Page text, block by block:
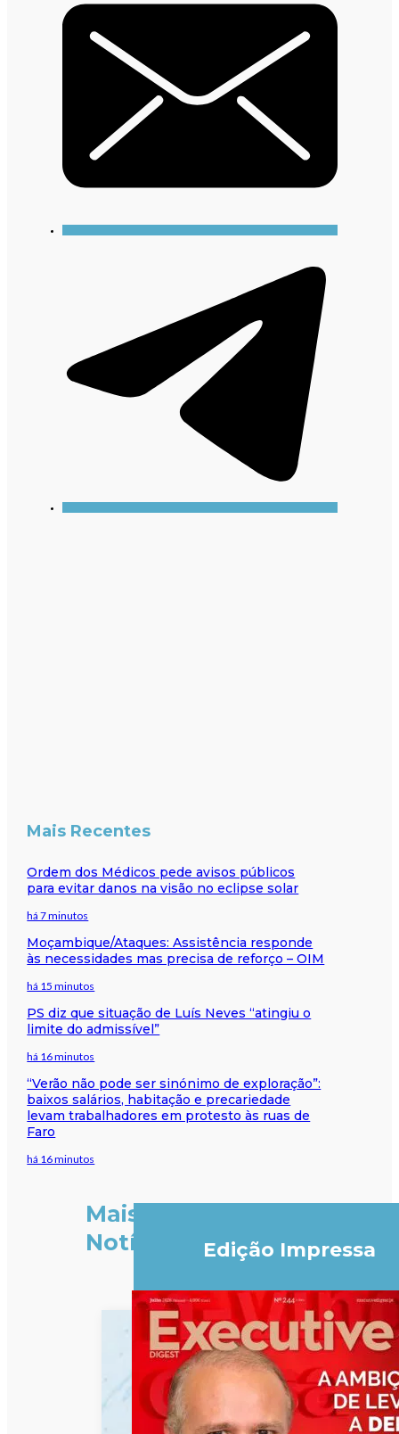
Mais Recentes
Ordem dos Médicos pede avisos públicos
para evitar danos na visão no eclipse solar
há 7 minutos
Moçambique/Ataques: Assistência responde
às necessidades mas precisa de reforço – OIM
há 15 minutos
PS diz que situação de Luís Neves “atingiu o
limite do admissível”
há 16 minutos
“Verão não pode ser sinónimo de exploração”:
baixos salários, habitação e precariedade
levam trabalhadores em protesto às ruas de
Faro
há 16 minutos
Mais
Notícias
Edição Impressa